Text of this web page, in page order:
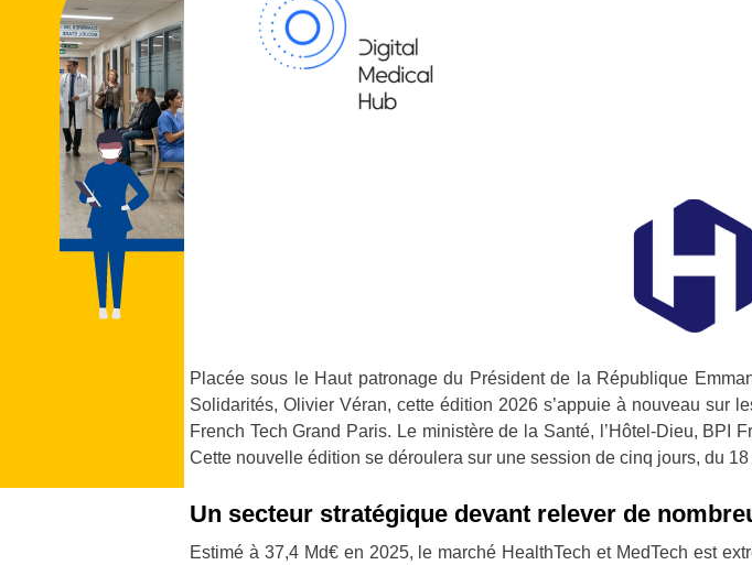
Placée sous le Haut patronage du Président de la République
Solidarités, Olivier Véran, cette édition 2026 s’appuie à nouveau sur
French Tech Grand Paris. Le ministère de la Santé, l’Hôtel-Dieu, BPI
Cette nouvelle édition se déroulera sur une session de cinq jours, du
Un secteur stratégique devant relever de
Estimé à 37,4 Md€ en 2025, le marché HealthTech et MedTech est